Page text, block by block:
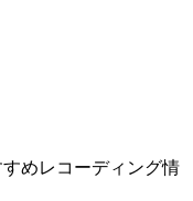
めレコーディング情